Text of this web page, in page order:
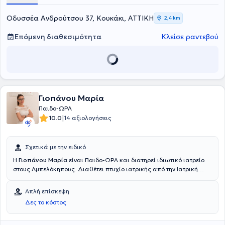
αντιλαμβανόμενη πλήρως τις ανάγκες των παιδιών.
Οδυσσέα Ανδρούτσου 37, Κουκάκι, ΑΤΤΙΚΗ 2,4 km
Επόμενη διαθεσιμότητα Κλείσε ραντεβού
Γιοπάνου Μαρία
Παιδο-ΩΡΛ
10.0|14 αξιολογήσεις
Σχετικά με την ειδικό
Η Γιοπάνου Μαρία είναι Παιδο-ΩΡΛ και διατηρεί ιδιωτικό ιατρείο
στους Αμπελόκηπους. Διαθέτει πτυχίο ιατρικής από την Ιατρική
Ωτορινολαρυγγολογία στην ΩΡΛ Κλινική του Γενικού Νοσοκομείου
Αθηνών "Γ. Γεννηματάς". Επιπλέον έχει ειδικευτεί στη Γενική
Χειρουργική, στη Χειρουργική Κλινική του Γενικού Νοσοκομείου
Πρεβέζης και εκπαιδεύτηκε στην Καρδιολογική, Χειρουργική και
Απλή επίσκεψη
Δες το κόστος